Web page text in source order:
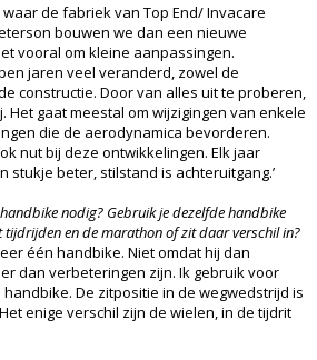
waar de fabriek van Top End/ Invacare
bouwen we dan een nieuwe
vooral om kleine aanpassingen.
jaren veel veranderd, zowel de
constructie. Door van alles uit te proberen,
Het gaat meestal om wijzigingen van enkele
die de aerodynamica bevorderen.
nut bij deze ontwikkelingen. Elk jaar
stukje beter, stilstand is achteruitgang.’
nodig? Gebruik je dezelfde handbike
tijdrijden en de marathon of zit daar verschil in?
één handbike. Niet omdat hij dan
dan verbeteringen zijn. Ik gebruik voor
De zitpositie in de wegwedstrijd is
enige verschil zijn de wielen, in de tijdrit